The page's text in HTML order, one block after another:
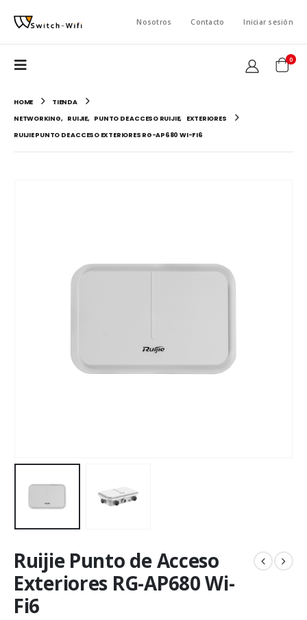
Nosotros Contacto Iniciar sesión
0
HOME
TIENDA
NETWORKING, RUIJIE, PUNTO DE ACCESO RUIJIE,
EXTERIORES
RUIJIE PUNTO DE ACCESO EXTERIORES RG-AP680 WI-FI6
Ruijie Punto de Acceso
Exteriores RG-AP680 Wi-
Fi6